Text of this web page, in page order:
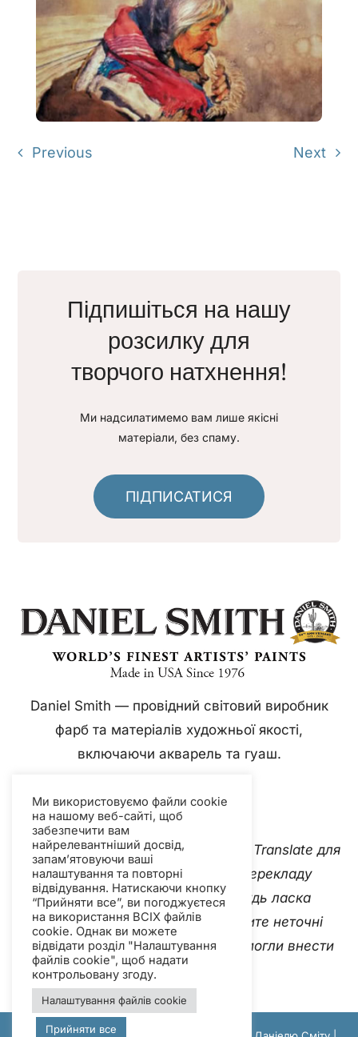
Previous Next
Підпишіться на нашу
розсилку для
творчого натхнення!
Ми надсилатимемо вам лише якісні
матеріали, без спаму.
ПІДПИСАТИСЯ
Daniel Smith — провідний світовий виробник
фарб та матеріалів художньої якості,
включаючи акварель та гуаш.
Цей вебсайт використовує Google Translate для
миттєвого та автоматичного перекладу
контенту кількома мовами. Будь ласка
зв'яжіться з намиякщо ви виявите неточні
автоматичні переклади, щоб ми могли внести
виправлення.
Ми використовуємо файли cookie
на нашому веб-сайті, щоб
забезпечити вам
найрелевантніший досвід,
запам’ятовуючи ваші
налаштування та повторні
відвідування. Натискаючи кнопку
“Прийняти все”, ви погоджуєтеся
на використання ВСІХ файлів
cookie. Однак ви можете
відвідати розділ "Налаштування
файлів cookie", щоб надати
контрольовану згоду.
Налаштування файлів cookie
Прийняти все